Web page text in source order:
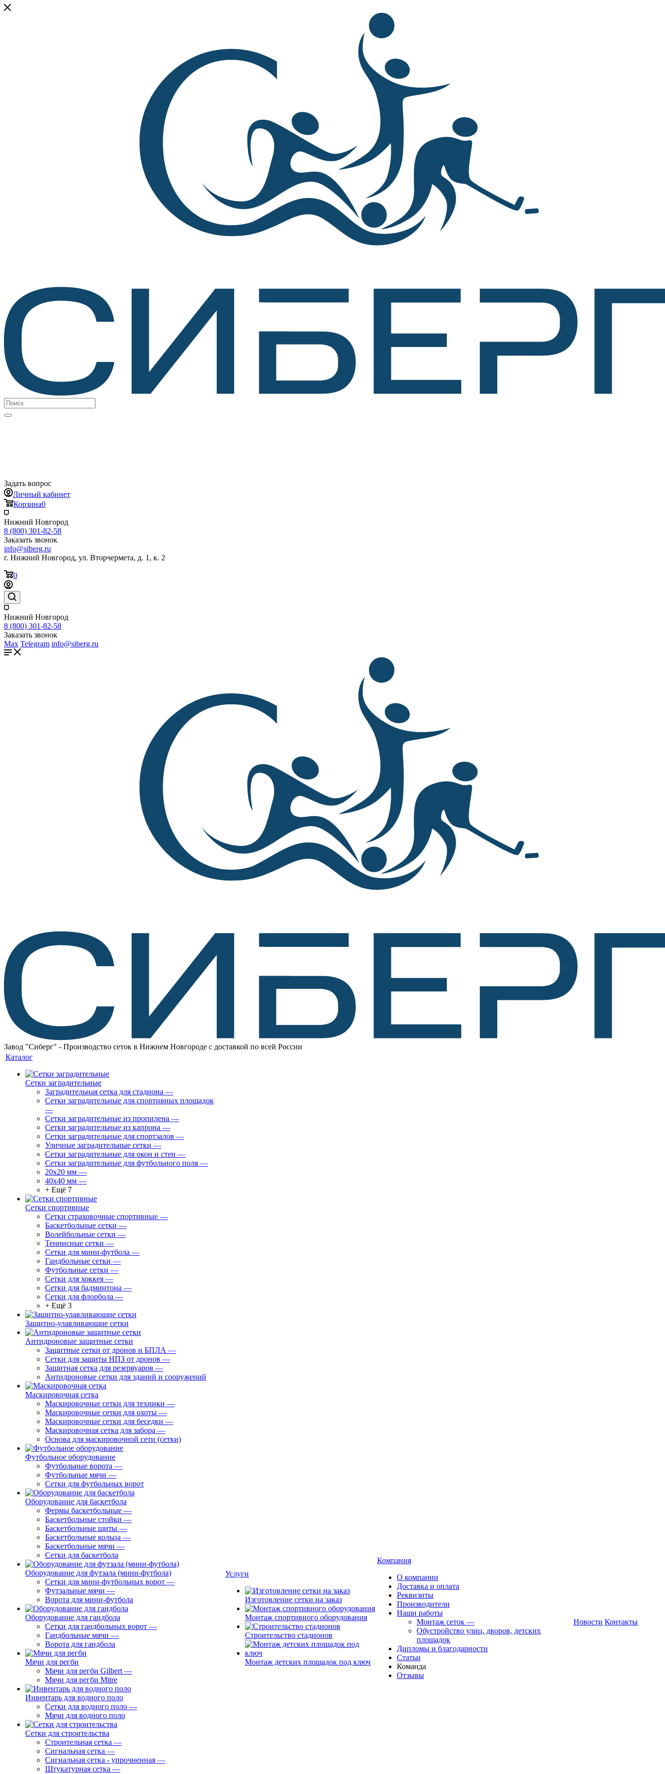
Задать вопрос
Личный кабинет
Корзина0
Нижний Новгород
8 (800) 301-82-58
Заказать звонок
info@siberg.ru
г. Нижний Новгород, ул. Вторчермета, д. 1, к. 2
0
Нижний Новгород
8 (800) 301-82-58
Заказать звонок
Max Telegram info@siberg.ru
Завод "Сиберг" - Производство сеток в Нижнем Новгороде с доставкой по всей России
Каталог
Сетки заградительные
Заградительная сетка для стадиона —
Сетки заградительные для спортивных площадок
—
Сетки заградительные из пропилена —
Сетки заградительные из капрона —
Сетки заградительные для спортзалов —
Уличные заградительные сетки —
Сетки заградительные для окон и стен —
Сетки заградительные для футбольного поля —
20х20 мм —
40х40 мм —
+ Ещё 7
Сетки спортивные
Сетки страховочные спортивные —
Баскетбольные сетки —
Волейбольные сетки —
Теннисные сетки —
Сетки для мини-футбола —
Гандбольные сетки —
Футбольные сетки —
Сетки для хоккея —
Сетки для бадминтона —
Сетки для флорбола —
+ Ещё 3
Защитно-улавливающие сетки
Антидроновые защитные сетки
Защитные сетки от дронов и БПЛА —
Сетки для защиты НПЗ от дронов —
Защитная сетка для резервуаров —
Антидроновые сетки для зданий и сооружений
Маскировочная сетка
Маскировочные сетки для техники —
Маскировочные сетки для охоты —
Маскировочные сетки для беседки —
Маскировочная сетка для забора —
Основа для маскировочной сети (сетки)
Футбольное оборудование
Футбольные ворота —
Футбольные мячи —
Сетки для футбольных ворот
Оборудование для баскетбола
Фермы баскетбольные —
Баскетбольные стойки —
Баскетбольные щиты —
Баскетбольные кольца —
Баскетбольные мячи —
Сетки для баскетбола
Оборудование для футзала (мини-футбола)
Сетки для мини-футбольных ворот —
Футзальные мячи —
Ворота для мини-футбола
Оборудование для гандбола
Сетки для гандбольных ворот —
Гандбольные мячи —
Ворота для гандбола
Мячи для регби
Мячи для регби Gilbert —
Мячи для регби Mitre
Инвентарь для водного поло
Сетки для водного поло —
Мячи для водного поло
Сетки для строительства
Строительная сетка —
Сигнальная сетка —
Сигнальная сетка - упрочненная —
Штукатурная сетка —
Услуги
Изготовление сетки на заказ
Монтаж спортивного оборудования
Строительство стадионов
Монтаж детских площадок под ключ
Компания
О компании
Доставка и оплата
Реквизиты
Производители
Наши работы
Монтаж сеток —
Обустройство улиц, дворов, детских
площадок
Дипломы и благодарности
Статьи
Команда
Отзывы
Новости Контакты